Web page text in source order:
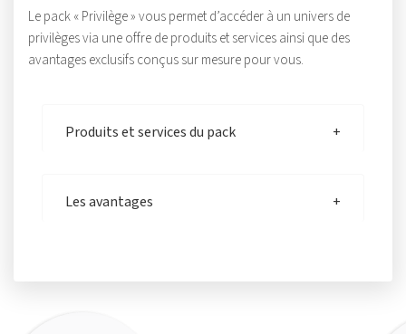
Le pack « Privilège » vous permet d’accéder à un univers de
privilèges via une offre de produits et services ainsi que des
avantages exclusifs conçus sur mesure pour vous.
Produits et services du pack
Les avantages